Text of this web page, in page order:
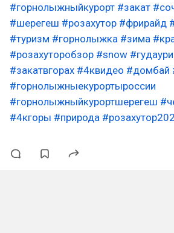
#горнолыжныйкурорт #закат
#шерегеш #розахутор #фрирайд
#туризм #горнолыжка #зима
#розахуторобзор #snow #гудаури
#закатвгорах #4квидео #домбай
#горнолыжныекурортыроссии
#горнолыжныйкурортшерегеш
#4кгоры #природа